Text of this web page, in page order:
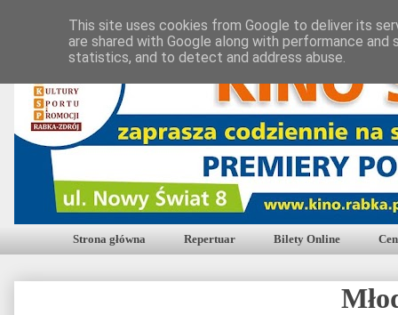
Strona główna Repertuar Bilety Online
This site uses cookies from Google to deliver its
are shared with Google along with performance
statistics, and to detect and address abuse.